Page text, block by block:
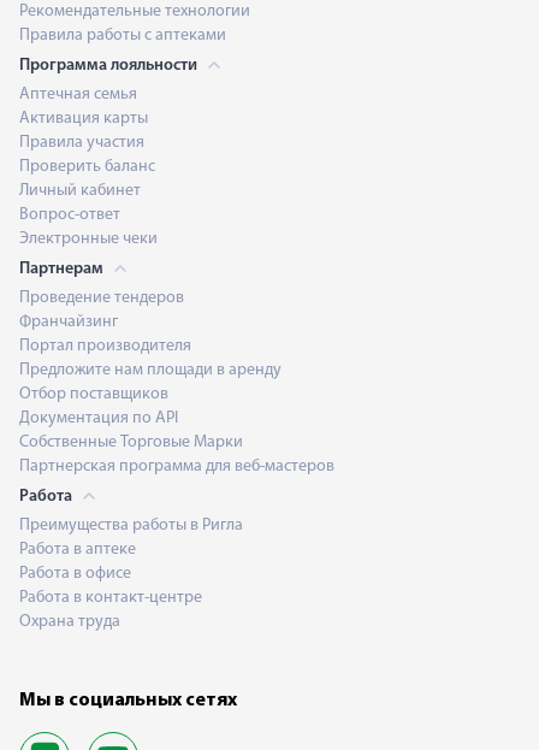
Рекомендательные технологии
Правила работы с аптеками
Программа лояльности
Аптечная семья
Активация карты
Правила участия
Проверить баланс
Личный кабинет
Вопрос-ответ
Электронные чеки
Партнерам
Проведение тендеров
Франчайзинг
Портал производителя
Предложите нам площади в аренду
Отбор поставщиков
Документация по API
Собственные Торговые Марки
Партнерская программа для веб-мастеров
Работа
Преимущества работы в Ригла
Работа в аптеке
Работа в офисе
Работа в контакт-центре
Охрана труда
Мы в социальных сетях